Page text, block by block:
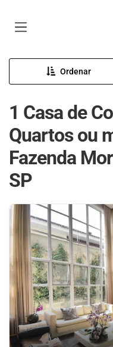
Ordenar
1 Casa de
Quartos ou
Fazenda
SP